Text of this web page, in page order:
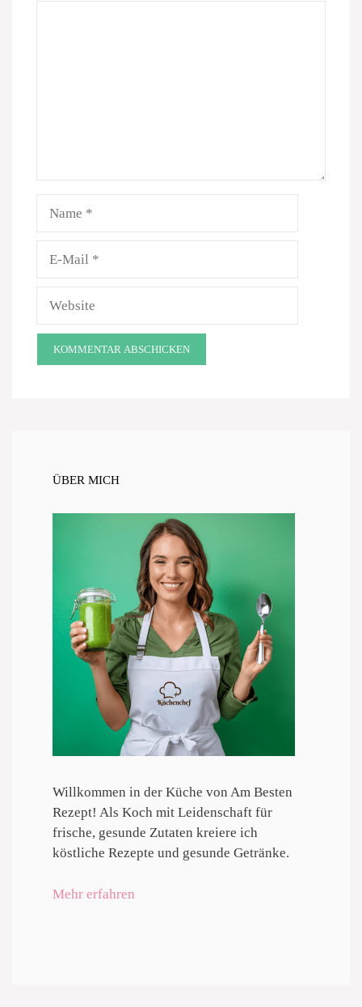
ÜBER MICH
Willkommen in der Küche von Am Besten
Rezept! Als Koch mit Leidenschaft für
frische, gesunde Zutaten kreiere ich
köstliche Rezepte und gesunde Getränke.
Mehr erfahren